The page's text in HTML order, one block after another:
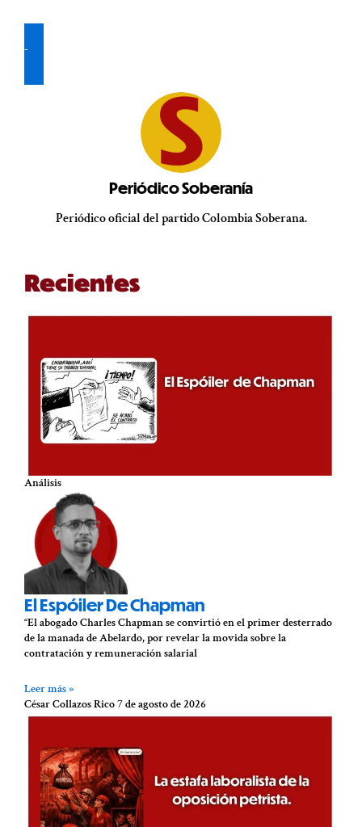
Lea y descargue la edición № 4 del Periódico SOBERANÍA, aquí
Periódico Soberanía
Periódico oficial del partido Colombia Soberana.
Recientes
Análisis
El Espóiler De Chapman
“El abogado Charles Chapman se convirtió en el primer desterrado
de la manada de Abelardo, por revelar la movida sobre la
contratación y remuneración salarial
Leer más »
César Collazos Rico7 de agosto de 2026